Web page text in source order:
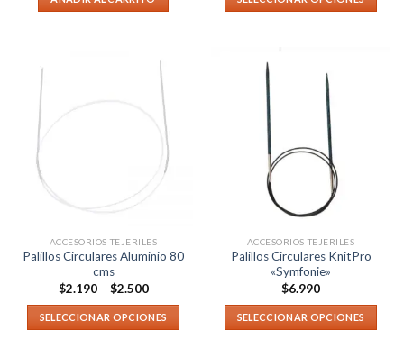
ACCESORIOS TEJERILES
Palillos Circulares Aluminio 80
cms
$2.190– $2.500
SELECCIONAR OPCIONES
ACCESORIOS TEJERILES
Palillos Circulares KnitPro
«Symfonie»
$6.990
SELECCIONAR OPCIONES